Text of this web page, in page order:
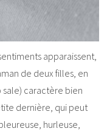
apparaissent,
de deux filles, en
sale) caractère bien
dernière, qui peut
hurleuse,